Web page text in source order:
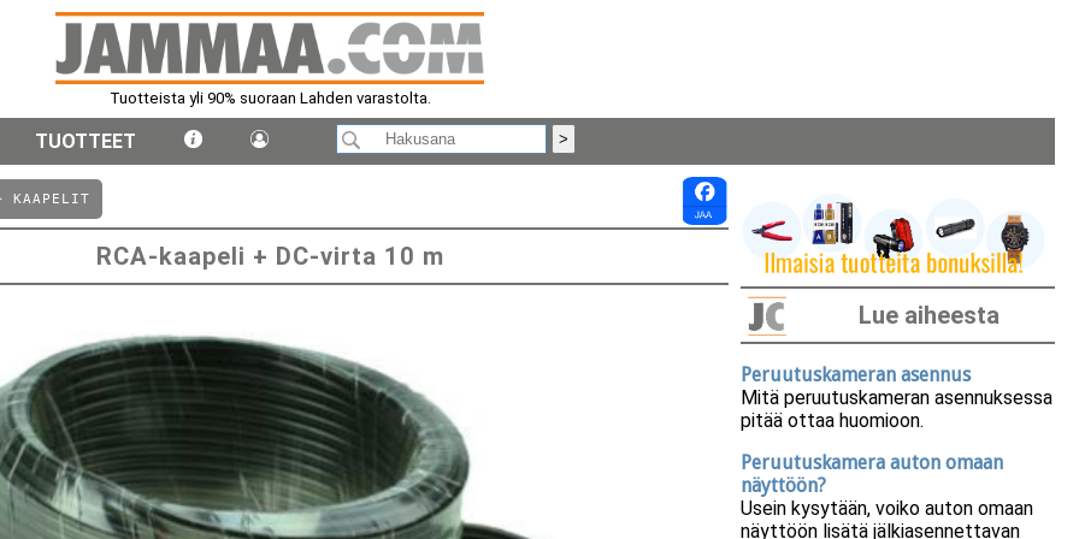
Tuotteista yli 90% suoraan Lahden varastolta.
TUOTTEET
KAAPELIT
RCA-kaapeli + DC-virta 10 m
Lue aiheesta
Peruutuskameran asennus
Mitä peruutuskameran asennuksessa
pitää ottaa huomioon.
Peruutuskamera auton omaan
näyttöön?
Usein kysytään, voiko auton omaan
näyttöön lisätä jälkiasennettavan